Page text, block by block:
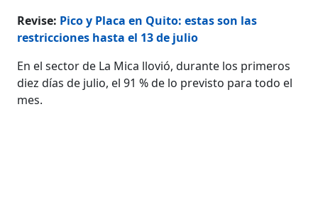
Revise: Pico y Placa en Quito: estas son las
restricciones hasta el 13 de julio
En el sector de La Mica llovió, durante los primeros
diez días de julio, el 91 % de lo previsto para todo el
mes.